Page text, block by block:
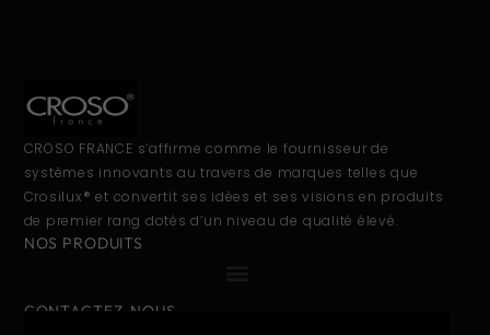
CROSO FRANCE s’affirme comme le fournisseur de
systèmes innovants au travers de marques telles que
Crosilux® et convertit ses idées et ses visions en produits
de premier rang dotés d’un niveau de qualité élevé.
NOS PRODUITS
CONTACTEZ-NOUS